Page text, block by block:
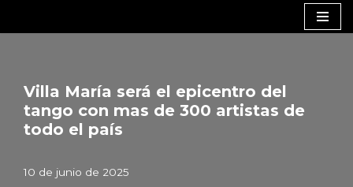
Villa María será el epicentro del
tango con mas de 300 artistas de
todo el país
10 de junio de 2025